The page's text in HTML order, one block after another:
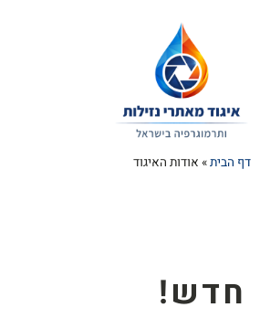
דף הבית» אודות האיגוד
חדש!